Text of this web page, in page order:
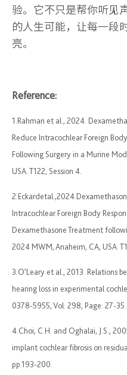
验。它不只是帮你听见
的人生可能，让每一段
亮。
Reference:
1.Rahman et al., 2024.
Reduce Intracochlear Foreign
Following Surgery in a Murine
USA. T122, Session 4.
Intracochlear Foreign Body
Dexamethasone Treatment
2024 MWM, Anaheim, CA, USA.
3.O’Leary et al., 2013. Relations
hearing loss in experimental
0378-5955, Vol: 298, Page: 27-35.
4.Choi, C.H. and Oghalai, J.S.,
implant cochlear fibrosis on
pp.193-200.